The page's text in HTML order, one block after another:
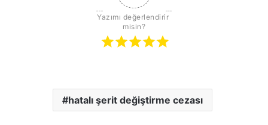
Yazımı değerlendirir
misin?
hatalı şerit değiştirme cezası